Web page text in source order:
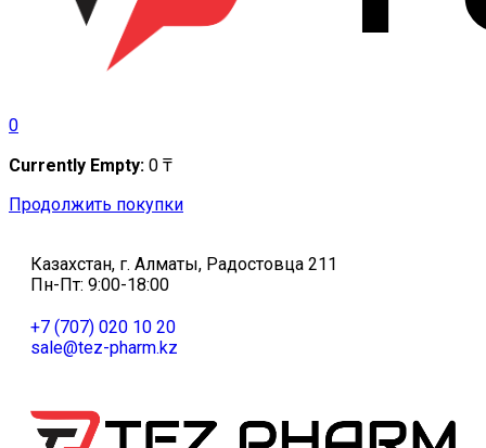
0
Currently Empty: 0 ₸
Продолжить покупки
Казахстан, г. Алматы, Радостовца 211
Пн-Пт: 9:00-18:00
+7 (707) 020 10 20
sale@tez-pharm.kz